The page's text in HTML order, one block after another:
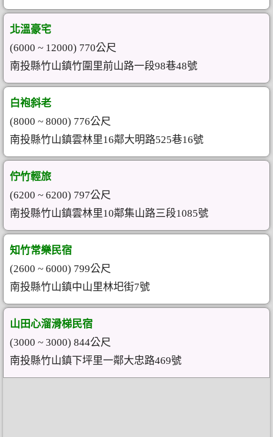
北溫豪宅
(6000 ~ 12000) 770公尺
南投縣竹山鎮竹圍里前山路一段98巷48號
白袍斜老
(8000 ~ 8000) 776公尺
南投縣竹山鎮雲林里16鄰大明路525巷16號
佇竹輕旅
(6200 ~ 6200) 797公尺
南投縣竹山鎮雲林里10鄰集山路三段1085號
知竹常樂民宿
(2600 ~ 6000) 799公尺
南投縣竹山鎮中山里林圯街7號
山田心溜滑梯民宿
(3000 ~ 3000) 844公尺
南投縣竹山鎮下坪里一鄰大忠路469號